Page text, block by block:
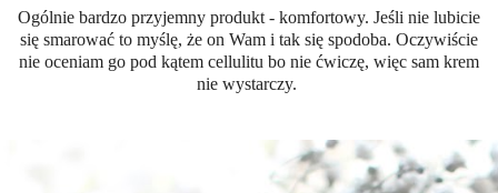
Ogólnie bardzo przyjemny produkt - komfortowy. Jeśli nie lubicie
się smarować to myślę, że on Wam i tak się spodoba. Oczywiście
nie oceniam go pod kątem cellulitu bo nie ćwiczę, więc sam krem
nie wystarczy.